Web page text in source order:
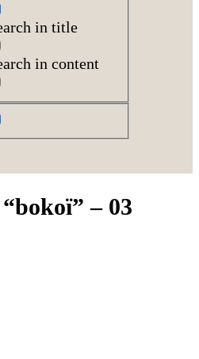
in title
in content
– 03